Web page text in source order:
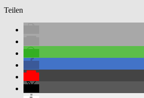
Teilen